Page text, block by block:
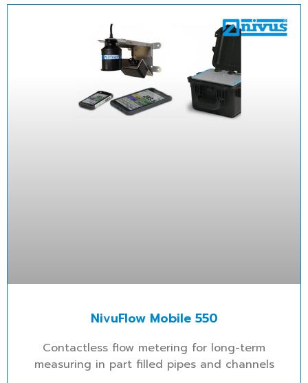
NivuFlow Mobile 550
Contactless flow metering for long-term
measuring in part filled pipes and channels